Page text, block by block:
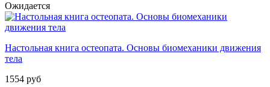
Ожидается
Настольная книга остеопата. Основы биомеханики движения
тела
1554 руб